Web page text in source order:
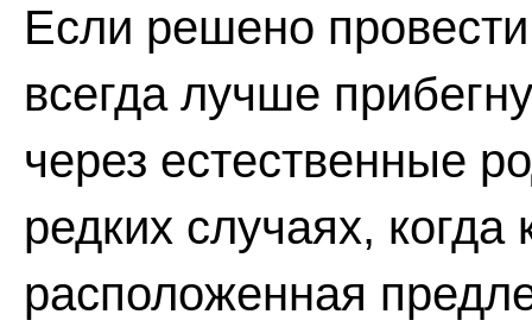
Если решено
всегда лучше
через естественные
редких случаях, когда
расположенная